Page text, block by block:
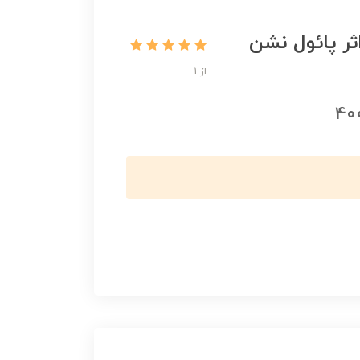
واژه ضروری انگلیسی 4 اثر پائول نشن
از 1